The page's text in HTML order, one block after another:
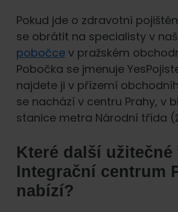
Pokud jde o zdravotní
se obrátit na specialisty v
pobočcev pražském
Pobočka se jmenuje
najdete ji v přízemí
se nachází v centru Prahy, v
stanice metra Národní třída
Které další užitečné
Integrační centrum
nabízí?